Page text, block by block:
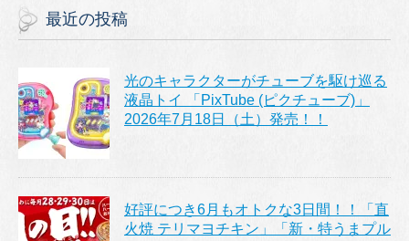
最近の投稿
光のキャラクターがチューブを駆け巡る
液晶トイ 「PixTube (ピクチューブ)」
2026年7月18日（土）発売！！
好評につき6月もオトクな3日間！！「直
火焼 テリマヨチキン」「新・特うまプル